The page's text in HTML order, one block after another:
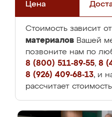
Цена
Стоимость зависит от
материалов Вашей
позвоните нам по
8 (800) 511-89-55, 8
8 (926) 409-68-13, и
рассчитает